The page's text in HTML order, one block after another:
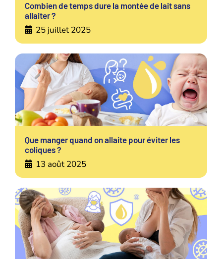
Combien de temps dure la montée de lait sans
allaiter ?
25 juillet 2025
Que manger quand on allaite pour éviter les
coliques ?
13 août 2025